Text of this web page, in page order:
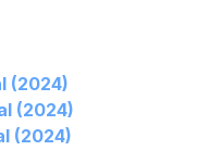
(2024)
(2024)
(2024)